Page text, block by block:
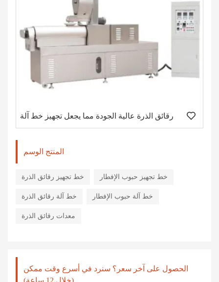
رقائق الذرة عالية الجودة مما يجعل تجهيز خط آلة
المنتج الوسم
خط تجهيز رقائق الذرة خط تجهيز حبوب الإفطار
خط آلة رقائق الذرة خط آلة حبوب الإفطار
معدات رقائق الذرة
الحصول على آخر سعر؟ سنرد في أسرع وقت ممكن